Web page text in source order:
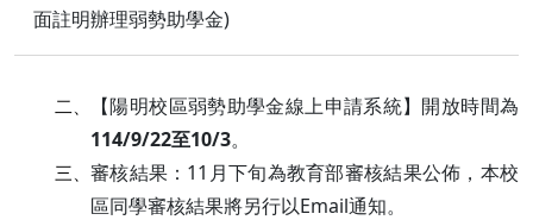
面註明辦理弱勢助學金)
二、
【陽明校區弱勢助學金線上申請系統】開放時間為
114/9/22至10/3。
三、 審核結果：11月下旬為教育部審核結果公佈，本校
區同學審核結果將另行以Email通知。